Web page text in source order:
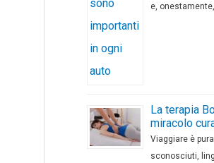
e, onestamente,
La terapia
miracolo
Viaggiare è
sconosciuti,